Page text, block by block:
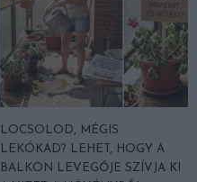
LOCSOLOD, MÉGIS
LEKÓKAD? LEHET, HOGY A
BALKON LEVEGŐJE SZÍVJA KI